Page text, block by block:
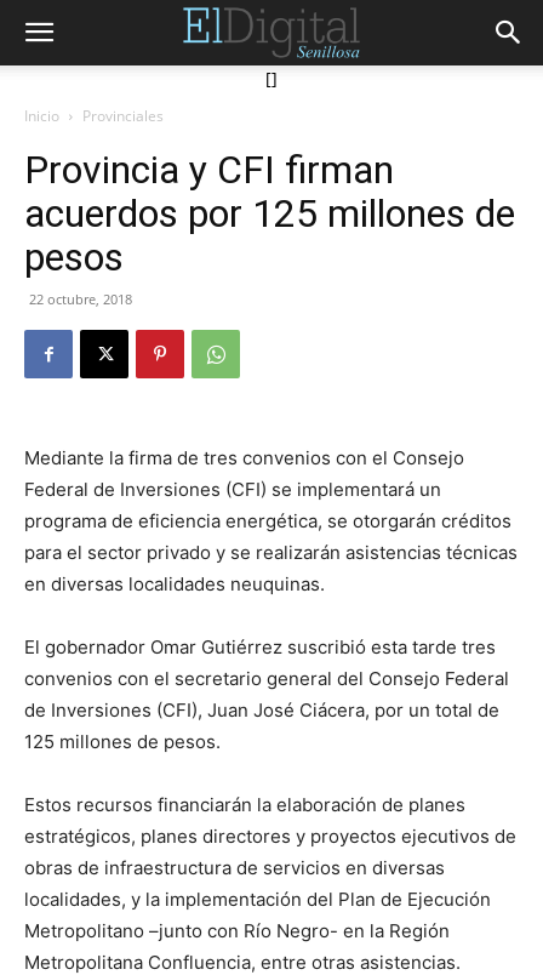
[]
Inicio Provinciales
Provincia y CFI firman
acuerdos por 125 millones de
pesos
22 octubre, 2018
Mediante la firma de tres convenios con el Consejo
Federal de Inversiones (CFI) se implementará un
programa de eficiencia energética, se otorgarán créditos
para el sector privado y se realizarán asistencias técnicas
en diversas localidades neuquinas.
El gobernador Omar Gutiérrez suscribió esta tarde tres
convenios con el secretario general del Consejo Federal
de Inversiones (CFI), Juan José Ciácera, por un total de
125 millones de pesos.
Estos recursos financiarán la elaboración de planes
estratégicos, planes directores y proyectos ejecutivos de
obras de infraestructura de servicios en diversas
localidades, y la implementación del Plan de Ejecución
Metropolitano –junto con Río Negro- en la Región
Metropolitana Confluencia, entre otras asistencias.